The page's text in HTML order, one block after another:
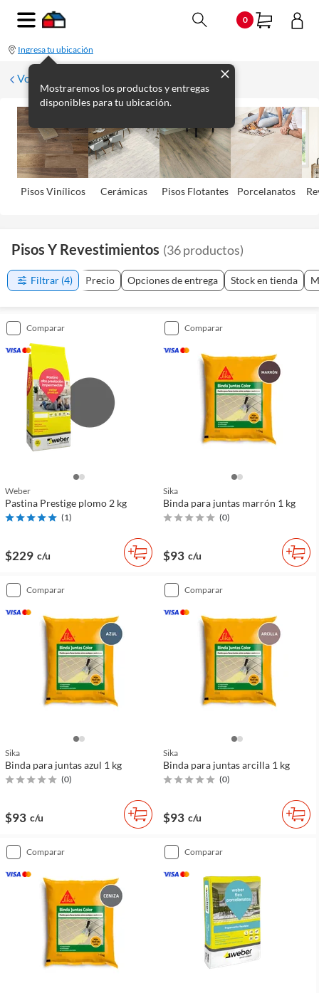
0
Ingresa tu ubicación
Mostraremos los productos y entregas
disponibles para tu ubicación.
Volver
Pisos Viní­licos Cerámicas Pisos Flotantes Porcelanatos
Pisos Y Revestimientos (36productos)
Filtrar (4) Precio Opciones de entrega Stock en tienda
comparar
Weber
Pastina Prestige plomo 2 kg
(1)
$229 c/u
comparar
Sika
Binda para juntas marrón 1 kg
(0)
$93 c/u
comparar
Sika
Binda para juntas azul 1 kg
(0)
$93 c/u
comparar
Sika
Binda para juntas arcilla 1 kg
(0)
$93 c/u
comparar comparar